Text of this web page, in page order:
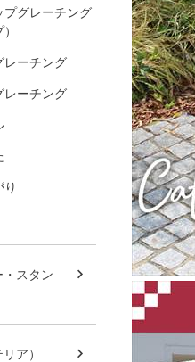
プグレーチング
レーチング
レーチング
・スタン
ア）